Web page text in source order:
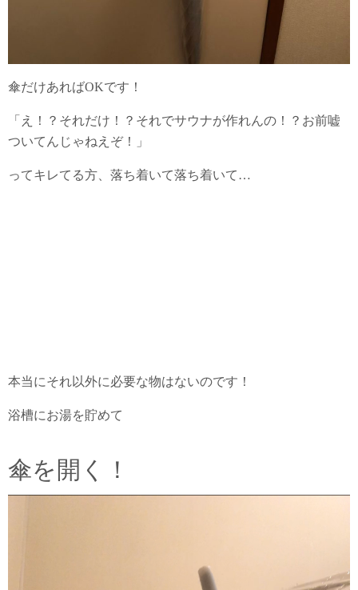
傘だけあればOKです！
「え！？それだけ！？それでサウナが作れんの！？お前嘘
ついてんじゃねえぞ！」
ってキレてる方、落ち着いて落ち着いて…
本当にそれ以外に必要な物はないのです！
浴槽にお湯を貯めて
傘を開く！